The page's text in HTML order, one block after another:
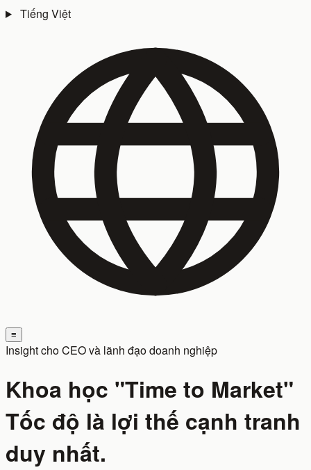
Tiếng Việt
≡
Insight cho CEO và lãnh đạo doanh nghiệp
Khoa học "Time to Market"
Tốc độ là lợi thế cạnh tranh
duy nhất.